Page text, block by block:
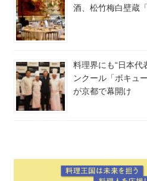
酒、松竹梅白壁蔵「
料理界にも“日本代
ンクール「ボキュ
が京都で幕開け